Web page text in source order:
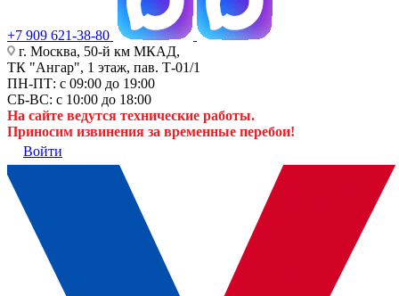
+7 909 621-38-80
г. Москва, 50-й км МКАД,
ТК "Ангар", 1 этаж, пав. Т-01/1
ПН-ПТ: с 09:00 до 19:00
СБ-ВС: с 10:00 до 18:00
На сайте ведутся технические работы.
Приносим извинения за временные перебои!
Войти